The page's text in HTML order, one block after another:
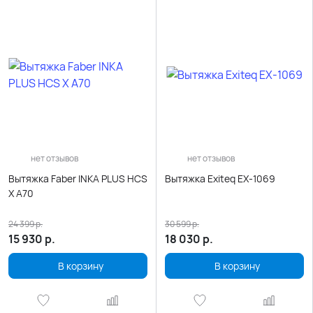
нет отзывов
Вытяжка Faber INKA PLUS HCS
X A70
15 930 р.
24 399р.
В корзину
нет отзывов
Вытяжка Exiteq EX-1069
18 030 р.
30 599р.
В корзину